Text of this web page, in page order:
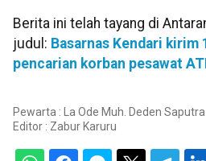
Berita ini telah tayang di
judul: Basarnas Kendari kirim
pencarian korban pesawat
Pewarta : La Ode Muh. Deden Saputra
Editor : Zabur Karuru